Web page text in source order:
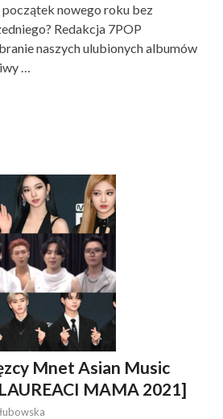
początek nowego roku bez
Redakcja 7POP
naszych ulubionych albumów
…
Mnet Asian Music
MAMA 2021]